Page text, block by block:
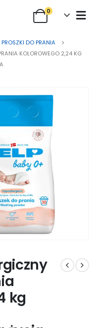
0
PROSZKI DO PRANIA
KOLOROWEGO 2,24 KG
kg